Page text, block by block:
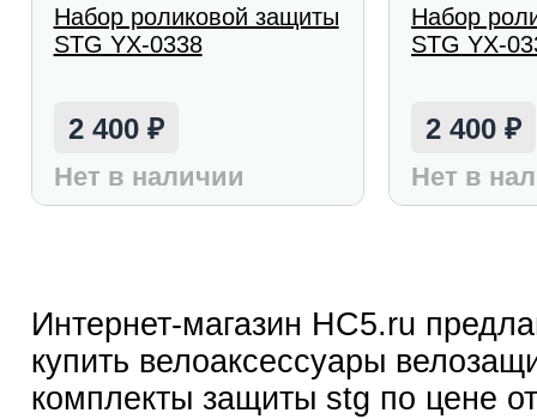
Набор роликовой защиты
STG YX-0338
2 400 ₽
Нет в наличии
Набор
STG YX-
2 400₽
Нет в
Интернет-магазин HC5.ru
купить велоаксессуары
комплекты защиты stg по цене